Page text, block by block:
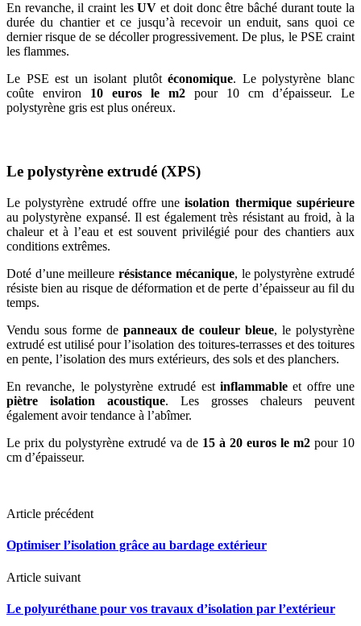
En revanche, il craint lesUV et doit donc être bâché durant toute la
durée du chantier et ce jusqu’à recevoir un enduit, sans quoi ce
dernier risque de se décoller progressivement. De plus, le PSE craint
les flammes.
Le PSE est un isolant plutôtéconomique. Le polystyrène blanc
coûte environ 10 euros le m2 pour 10 cm d’épaisseur. Le
polystyrène gris est plus onéreux.
Le polystyrène extrudé (XPS)
Le polystyrène extrudé offre uneisolation thermique supérieure
au polystyrène expansé. Il est également très résistant au froid, à la
chaleur et à l’eau et est souvent privilégié pour des chantiers aux
conditions extrêmes.
Doté d’une meilleurerésistance mécanique, le polystyrène extrudé
résiste bien au risque de déformation et de perte d’épaisseur au fil du
temps.
Vendu sous forme de panneaux de couleur bleue, le polystyrène
extrudé est utilisé pour l’isolation des toitures-terrasses et des toitures
en pente, l’isolation des murs extérieurs, des sols et des planchers.
En revanche, le polystyrène extrudé est inflammable et offre une
piètre isolation acoustique. Les grosses chaleurs peuvent
également avoir tendance à l’abîmer.
Le prix du polystyrène extrudé va de 15 à 20 euros le m2 pour 10
cm d’épaisseur.
Article précédent
Optimiser l’isolation grâce au bardage extérieur
Article suivant
Le polyuréthane pour vos travaux d’isolation par l’extérieur